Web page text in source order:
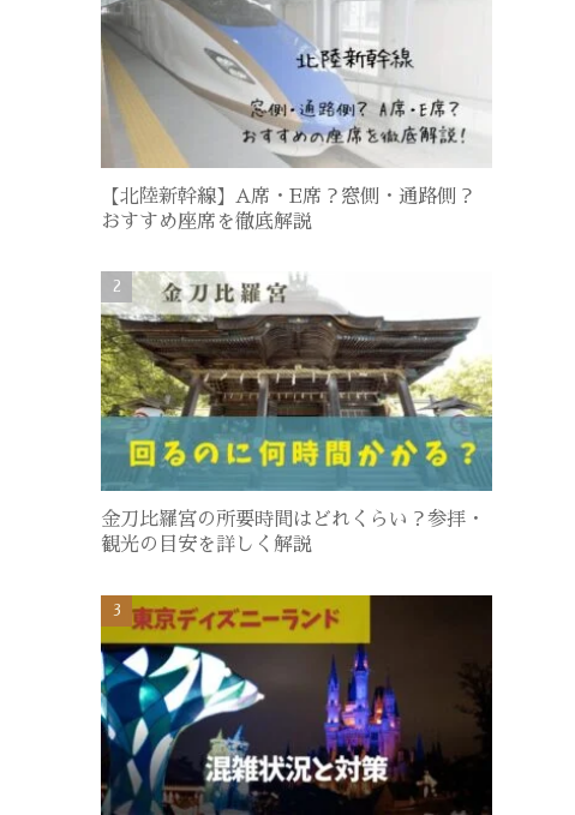
【北陸新幹線】A席・E席？窓側・通路側？
おすすめ座席を徹底解説
金刀比羅宮の所要時間はどれくらい？参拝・
観光の目安を詳しく解説